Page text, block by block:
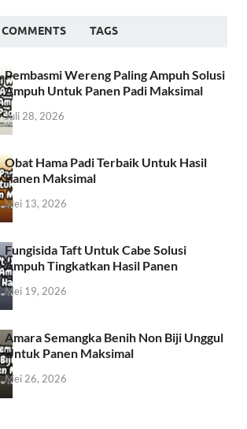
COMMENTS TAGS
Pembasmi Wereng Paling Ampuh Solusi
Ampuh Untuk Panen Padi Maksimal
Juli 28, 2026
Obat Hama Padi Terbaik Untuk Hasil
Panen Maksimal
Mei 13, 2026
Fungisida Taft Untuk Cabe Solusi
Ampuh Tingkatkan Hasil Panen
Mei 19, 2026
Amara Semangka Benih Non Biji Unggul
Untuk Panen Maksimal
Mei 26, 2026